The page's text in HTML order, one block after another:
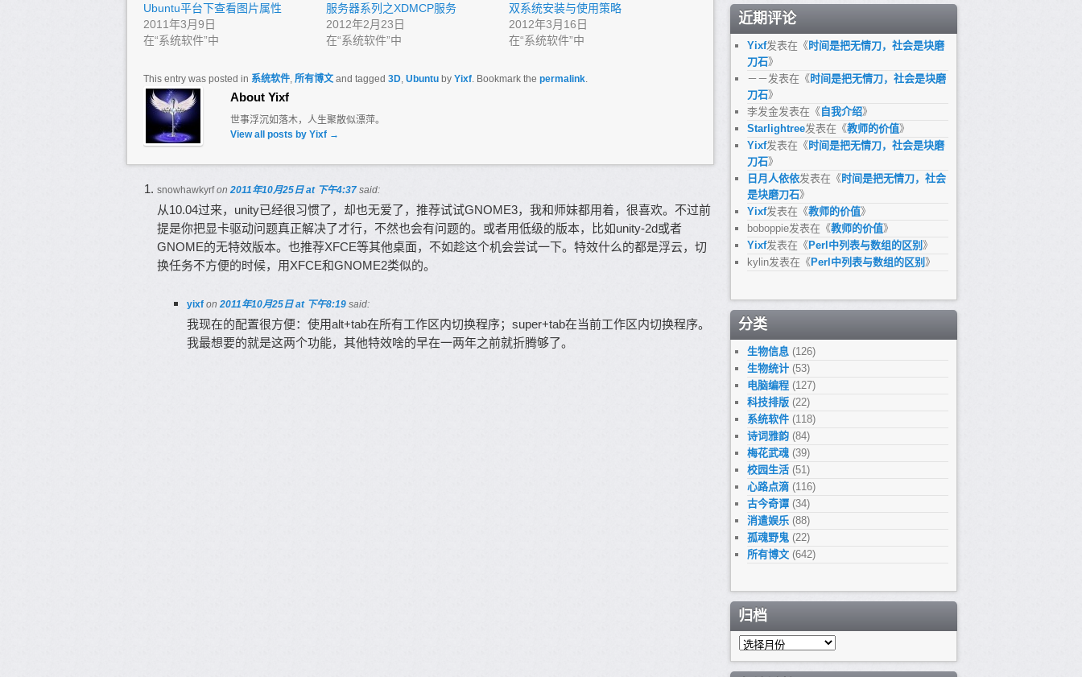
Ubuntu平台下查看图片属性
2011年3月9日
在“系统软件”中
服务器系列之XDMCP服务
2012年2月23日
在“系统软件”中
双系统安装与使用策略
2012年3月16日
在“系统软件”中
This entry was posted in 系统软件 所有博文 and tagged 3D Ubuntu by Yixf . Bookmark the permalink
About Yixf
世事浮沉如落木，人生聚散似漂萍。
View all posts by Yixf →
snowhawkyrfon 2011年10月25日 at 下午4:37 said:
从10.04过来，unity已经很习惯了，却也无爱了，推荐试试GNOME3，我和师妹都用着，很喜欢。不过前
提是你把显卡驱动问题真正解决了才行，不然也会有问题的。或者用低级的版本，比如unity-2d或者
GNOME的无特效版本。也推荐XFCE等其他桌面，不如趁这个机会尝试一下。特效什么的都是浮云，切
换任务不方便的时候，用XFCE和GNOME2类似的。
yixf on2011年10月25日 at 下午8:19 said:
我现在的配置很方便：使用alt+tab在所有工作区内切换程序；super+tab在当前工作区内切换程序。
我最想要的就是这两个功能，其他特效啥的早在一两年之前就折腾够了。
近期评论
Yixf发表在《 时间是把无情刀，社会是块磨
刀石》
－－发表在《 时间是把无情刀，社会是块磨
刀石》
李发金发表在《 自我介绍》
Starlightree发表在《教师的价值》
Yixf发表在《 时间是把无情刀，社会是块磨
刀石》
日月人依依发表在《 时间是把无情刀，社会
是块磨刀石》
Yixf发表在《教师的价值》
boboppie发表在《教师的价值》
Yixf发表在《 Perl中列表与数组的区别 》
kylin发表在《 Perl中列表与数组的区别 》
分类
生物信息 (126)
生物统计 (53)
电脑编程 (127)
科技排版 (22)
系统软件 (118)
诗词雅韵 (84)
梅花武魂 (39)
校园生活 (51)
心路点滴 (116)
古今奇谭 (34)
消遣娱乐 (88)
孤魂野鬼 (22)
所有博文 (642)
归档
归